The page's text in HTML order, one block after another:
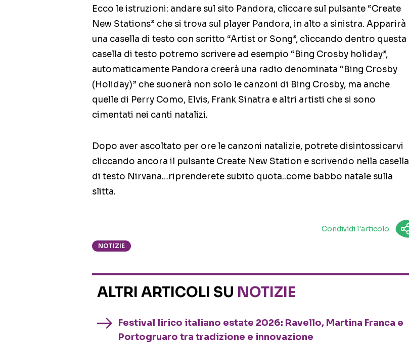
Ecco le istruzioni: andare sul sito Pandora, cliccare sul pulsante “Create
New Stations” che si trova sul player Pandora, in alto a sinistra. Apparirà
una casella di testo con scritto “Artist or Song”, cliccando dentro questa
casella di testo potremo scrivere ad esempio “Bing Crosby holiday”,
automaticamente Pandora creerà una radio denominata “Bing Crosby
(Holiday)” che suonerà non solo le canzoni di Bing Crosby, ma anche
quelle di Perry Como, Elvis, Frank Sinatra e altri artisti che si sono
cimentati nei canti natalizi.
Dopo aver ascoltato per ore le canzoni natalizie, potrete disintossicarvi
cliccando ancora il pulsante Create New Station e scrivendo nella casella
di testo Nirvana…riprenderete subito quota..come babbo natale sulla
slitta.
Condividi l'articolo
NOTIZIE
ALTRI ARTICOLI SU NOTIZIE
Festival lirico italiano estate 2026: Ravello, Martina Franca e
Portogruaro tra tradizione e innovazione